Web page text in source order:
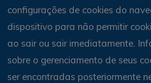
configurações de cookies do
dispositivo para não permitir
ao sair ou sair imediatamente.
sobre o gerenciamento de seus
ser encontradas posteriormente